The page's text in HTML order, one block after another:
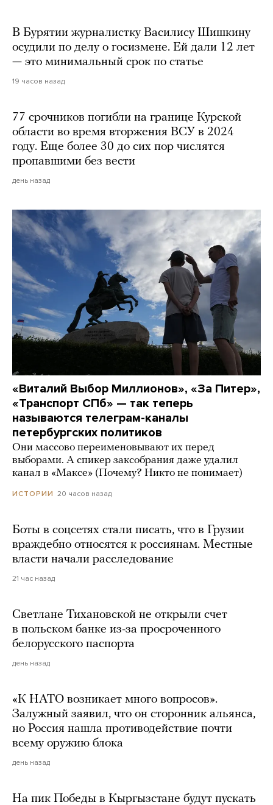
В Бурятии журналистку Василису Шишкину
осудили по делу о госизмене. Ей дали 12 лет
— это минимальный срок по статье
19 часов назад
77 срочников погибли на границе Курской
области во время вторжения ВСУ в 2024
году. Еще более 30 до сих пор числятся
пропавшими без вести
день назад
«Виталий Выбор Миллионов», «За Питер»,
«Транспорт СПб» — так теперь
называются телеграм-каналы
петербургских политиков
Они массово переименовывают их перед
выборами. А спикер заксобрания даже удалил
канал в «Максе» (Почему? Никто не понимает)
ИСТОРИИ 20 часов назад
Боты в соцсетях стали писать, что в Грузии
враждебно относятся к россиянам. Местные
власти начали расследование
21 час назад
Светлане Тихановской не открыли счет
в польском банке из-за просроченного
белорусского паспорта
день назад
«К НАТО возникает много вопросов».
Залужный заявил, что он сторонник альянса,
но Россия нашла противодействие почти
всему оружию блока
день назад
На пик Победы в Кыргызстане будут пускать